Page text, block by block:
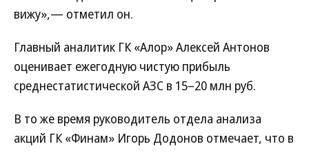
вижу»,— отметил он.
Главный аналитик ГК «Алор» Алексей Антонов
оценивает ежегодную чистую прибыль
среднестатистической АЗС в 15–20 млн руб.
В то же время руководитель отдела анализа
акций ГК «Финам» Игорь Додонов отмечает, что в